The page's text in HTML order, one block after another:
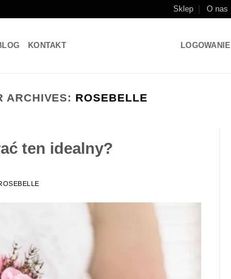
Sklep O nas
KONTAKT LOGOWANIE
ARCHIVES: ROSEBELLE
ten idealny?